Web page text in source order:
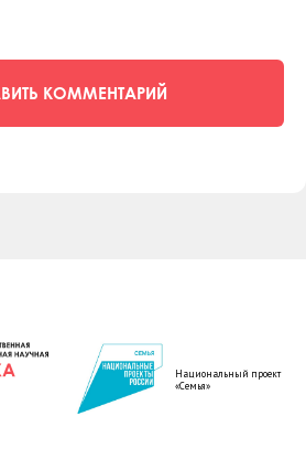
КОММЕНТАРИЙ
Национальный проект
«Семья»